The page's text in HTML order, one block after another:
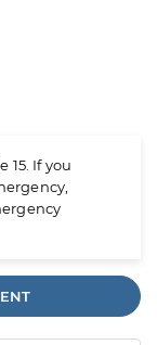
15. If you